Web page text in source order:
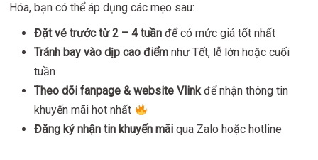
Hóa, bạn có thể áp dụng các mẹo sau:
Đặt vé trước từ 2 – 4 tuần để có mức giá tốt nhất
Tránh bay vào dịp cao điểm như Tết, lễ lớn hoặc cuối
tuần
Theo dõi fanpage & website Vlinkđể nhận thông tin
khuyến mãi hot nhất
Đăng ký nhận tin khuyến mãi qua Zalo hoặc hotline